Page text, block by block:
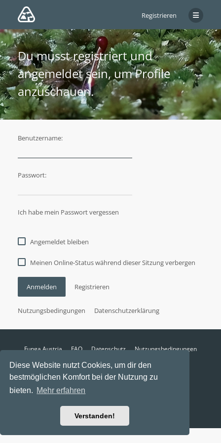
Diese Website nutzt Cookies, um dir den
bestmöglichen Komfort bei der Nutzung zu
bieten. Mehr erfahren
Verstanden!
Registrieren
Du musst registriert und
angemeldet sein, um Profile
anzuschauen.
Benutzername:
Passwort:
Ich habe mein Passwort vergessen
Angemeldet bleiben
Meinen Online-Status während dieser Sitzung verbergen
Anmelden Registrieren
Nutzungsbedingungen Datenschutzerklärung
Funga Austria FAQ Datenschutz
Nutzungsbedingungen
Alle Zeiten sindUTC+02:00
Aktuelle Zeit: 6. August 2026, 02:57
Powered byphpBB
Ravaio Theme byGramziu